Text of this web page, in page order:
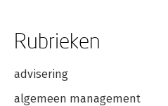
Rubrieken
advisering
algemeen management